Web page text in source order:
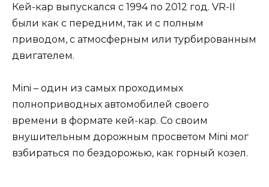
Кей-кар выпускался с 1994 по 2012 год. VR-II
были как с передним, так и с полным
приводом, с атмосферным или турбированным
двигателем.
Mini – один из самых проходимых
полноприводных автомобилей своего
времени в формате кей-кар. Со своим
внушительным дорожным просветом Mini мог
взбираться по бездорожью, как горный козел.